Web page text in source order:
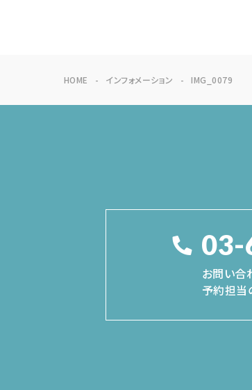
HOME インフォメーション IMG_0079
03-
お問い合
予約担当